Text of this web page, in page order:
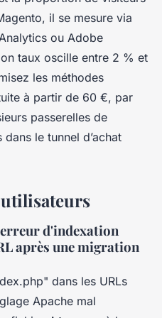
il se mesure via
ou Adobe
taux oscille entre 2 % et
les méthodes
à partir de 60 €, par
passerelles de
le tunnel d’achat
d'indexation
après une migration
dans les URLs
Apache mal